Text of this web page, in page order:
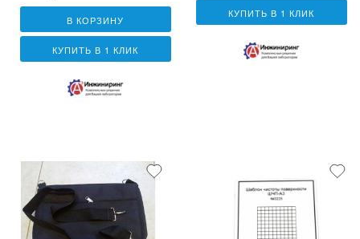
В КОРЗИНУ
КУПИТЬ В 1 КЛИК
КУПИТЬ В 1 КЛИК